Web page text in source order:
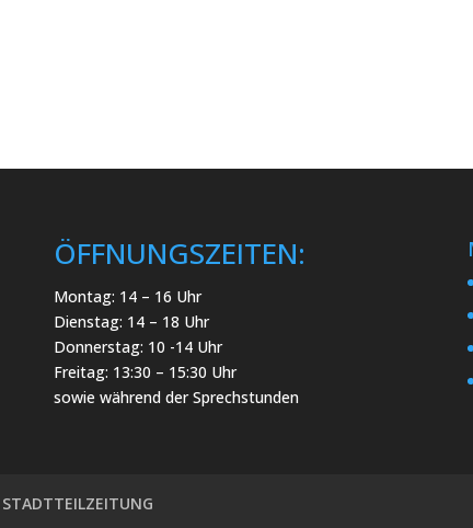
ÖFFNUNGSZEITEN:
Montag: 14 – 16 Uhr
Dienstag: 14 – 18 Uhr
Donnerstag: 10 -14 Uhr
Freitag: 13:30 – 15:30 Uhr
sowie während der Sprechstunden
STADTTEILZEITUNG